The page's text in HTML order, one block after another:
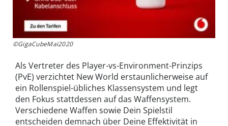
©GigaCubeMai2020
Als Vertreter des Player-vs-Environment-Prinzips
(PvE) verzichtet New World erstaunlicherweise auf
ein Rollenspiel-übliches Klassensystem und legt
den Fokus stattdessen auf das Waffensystem.
Verschiedene Waffen sowie Dein Spielstil
entscheiden demnach über Deine Effektivität in